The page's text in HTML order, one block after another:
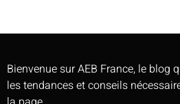
Bienvenue sur AEB France, le blog
les tendances et conseils